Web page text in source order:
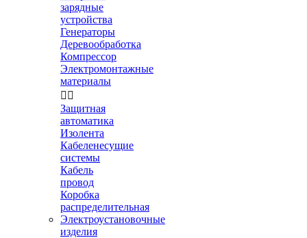
зарядные
устройства
Генераторы
Деревообработка
Компрессор
Электромонтажные
материалы
 
Защитная
автоматика
Изолента
Кабеленесущие
системы
Кабель
провод
Коробка
распределительная
Электроустановочные
изделия